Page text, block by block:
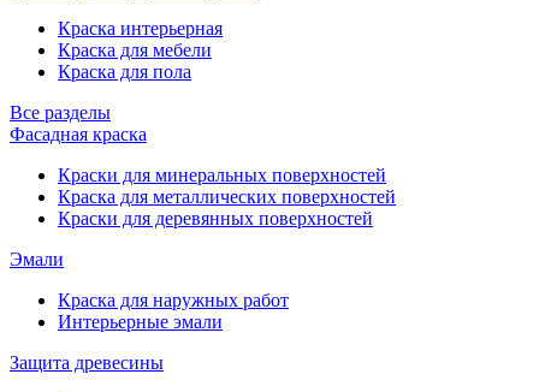
Краска интерьерная
Краска для мебели
Краска для пола
Все разделы
Фасадная краска
Краски для минеральных поверхностей
Краска для металлических поверхностей
Краски для деревянных поверхностей
Эмали
Краска для наружных работ
Интерьерные эмали
Защита древесины